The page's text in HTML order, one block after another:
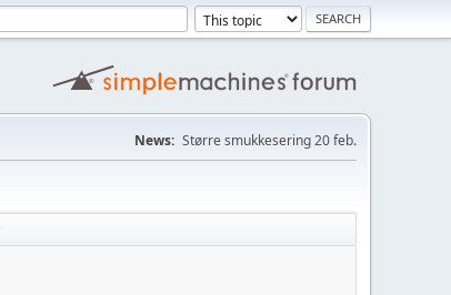
News: Større smukkesering 20 feb.